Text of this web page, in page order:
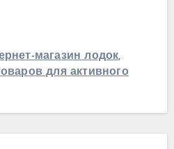
магазин лодок,
для активного